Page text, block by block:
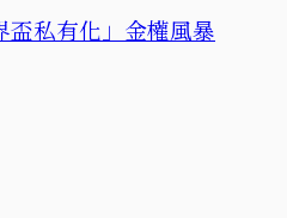
私有化」金權風暴